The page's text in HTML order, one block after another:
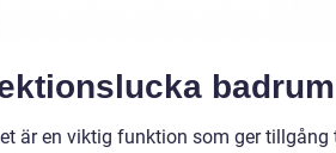
badrum
är en viktig funktion som ger tillgång